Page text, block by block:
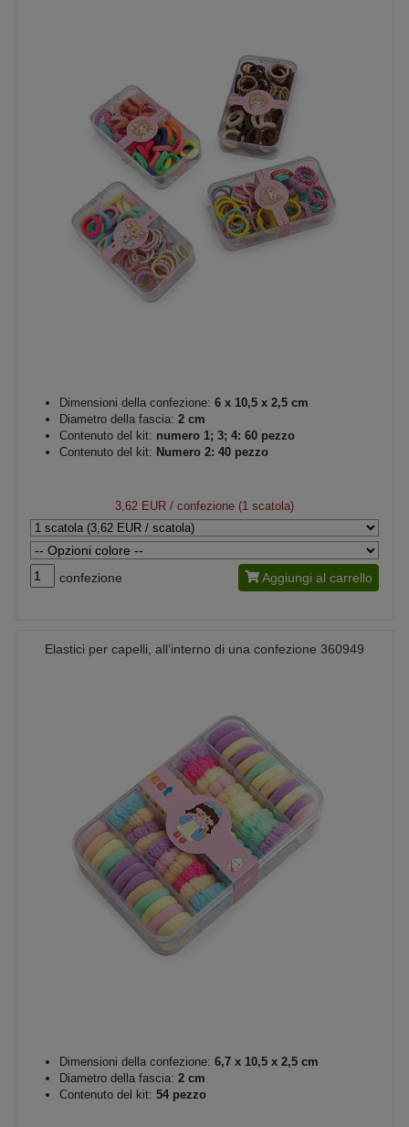
Dimensioni della confezione: 6 x 10,5 x 2,5 cm
Diametro della fascia: 2 cm
Contenuto del kit: numero 1; 3; 4: 60 pezzo
Contenuto del kit: Numero 2: 40 pezzo
3,62 EUR / confezione (1 scatola)
confezione Aggiungi al carrello
Elastici per capelli, all’interno di una confezione 360949
Dimensioni della confezione: 6,7 x 10,5 x 2,5 cm
Diametro della fascia: 2 cm
Contenuto del kit: 54 pezzo